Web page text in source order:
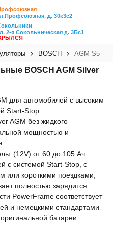
д. 30к3с2
2-я Сокольническая д. 3Бс1
BOSCH AGM S5
BOSCH AGM Silver
для автомобилей с высоким
Start-Stop.
AGM без жидкого
мощностью и
(12V) от 60 до 105 Ач
с системой Start-Stop, с
или короткими поездками,
полностью зарядится.
PowerFrame соответствует
и немецкими стандартами
батареи.